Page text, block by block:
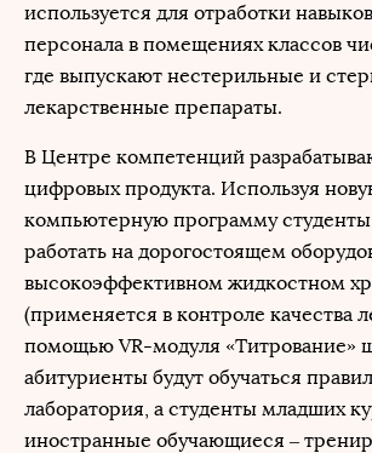
используется для отработки
персонала в помещениях классов
где выпускают нестерильные и
лекарственные препараты.
В Центре компетенций
цифровых продукта. Используя
компьютерную программу студенты
работать на дорогостоящем
высокоэффективном жидкостном
(применяется в контроле качества
помощью VR-модуля «Титрование»
абитуриенты будут обучаться
лаборатория, а студенты младших
иностранные обучающиеся –